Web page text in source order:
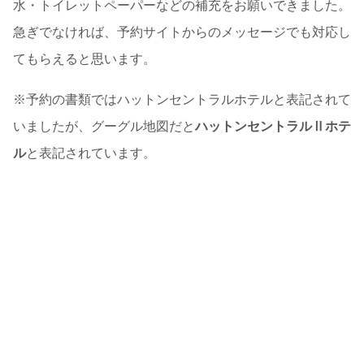
水・トイレットペーパーなどの補充をお願いできました。
急ぎでなければ、予約サイトからのメッセージでも対応し
てもらえると思います。
※予約の書類ではハットンセントラルホテルと表記されて
いましたが、グーグル地図だとハットンセントラルⅡホテ
ルと表記されています。